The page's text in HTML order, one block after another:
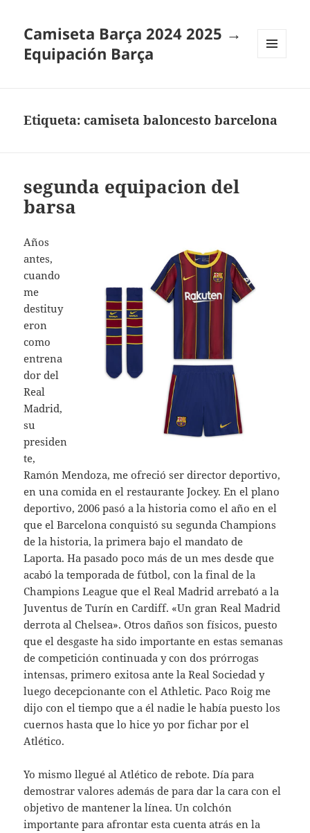
Camiseta Barça 2024 2025 →
Equipación Barça
Etiqueta:camiseta baloncesto barcelona
segunda equipacion del
barsa
Años
antes,
cuando
me
destituy
eron
como
entrena
dor del
Real
Madrid,
su
presiden
te,
Ramón Mendoza, me ofreció ser director deportivo,
en una comida en el restaurante Jockey. En el plano
deportivo, 2006 pasó a la historia como el año en el
que el Barcelona conquistó su segunda Champions
de la historia, la primera bajo el mandato de
Laporta. Ha pasado poco más de un mes desde que
acabó la temporada de fútbol, con la final de la
Champions League que el Real Madrid arrebató a la
Juventus de Turín en Cardiff. «Un gran Real Madrid
derrota al Chelsea». Otros daños son físicos, puesto
que el desgaste ha sido importante en estas semanas
de competición continuada y con dos prórrogas
intensas, primero exitosa ante la Real Sociedad y
luego decepcionante con el Athletic. Paco Roig me
dijo con el tiempo que a él nadie le había puesto los
cuernos hasta que lo hice yo por fichar por el
Atlético.
Yo mismo llegué al Atlético de rebote. Día para
demostrar valores además de para dar la cara con el
objetivo de mantener la línea. Un colchón
importante para afrontar esta cuenta atrás en la